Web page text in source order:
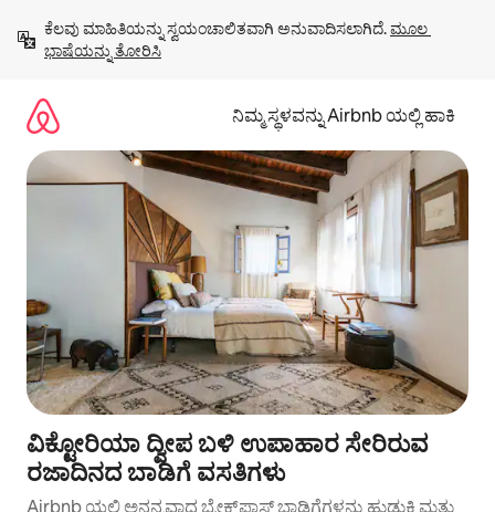
ಹೋಗಿ
ಕೆಲವು ಮಾಹಿತಿಯನ್ನು ಸ್ವಯಂಚಾಲಿತವಾಗಿ ಅನುವಾದಿಸಲಾಗಿದೆ. ಮೂಲ
ಭಾಷೆಯನ್ನು ತೋರಿಸಿ
ನಿಮ್ಮ ಸ್ಥಳವನ್ನು Airbnb ಯಲ್ಲಿ ಹಾಕಿ
ವಿಕ್ಟೋರಿಯಾ ದ್ವೀಪ ಬಳಿ ಉಪಾಹಾರ ಸೇರಿರುವ
ರಜಾದಿನದ ಬಾಡಿಗೆ ವಸತಿಗಳು
Airbnb ಯಲ್ಲಿ ಅನನ್ಯವಾದ ಬ್ರೇಕ್‌ಫಾಸ್ಟ್‌ ಬಾಡಿಗೆಗಳನ್ನು ಹುಡುಕಿ ಮತ್ತು